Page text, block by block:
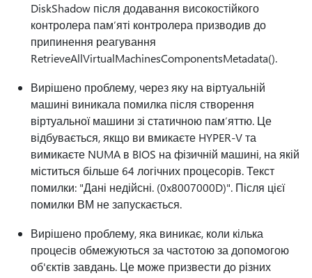
DiskShadow після додавання високостійкого
контролера пам’яті контролера призводив до
припинення реагування
RetrieveAllVirtualMachinesComponentsMetadata().
Вирішено проблему, через яку на віртуальній
машині виникала помилка після створення
віртуальної машини зі статичною пам’яттю. Це
відбувається, якщо ви вмикаєте HYPER-V та
вимикаєте NUMA в BIOS на фізичній машині, на якій
міститься більше 64 логічних процесорів. Текст
помилки: "Дані недійсні. (0x8007000D)". Після цієї
помилки ВМ не запускається.
Вирішено проблему, яка виникає, коли кілька
процесів обмежуються за частотою за допомогою
об'єктів завдань. Це може призвести до різних